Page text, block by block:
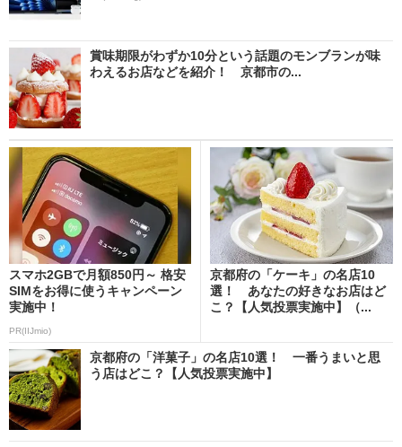
賞味期限がわずか10分という話題のモンブランが味
わえるお店などを紹介！ 京都市の...
スマホ2GBで月額850円～ 格安
SIMをお得に使うキャンペーン
実施中！
PR(IIJmio)
京都府の「ケーキ」の名店10
選！ あなたの好きなお店はど
こ？【人気投票実施中】（...
京都府の「洋菓子」の名店10選！ 一番うまいと思
う店はどこ？【人気投票実施中】